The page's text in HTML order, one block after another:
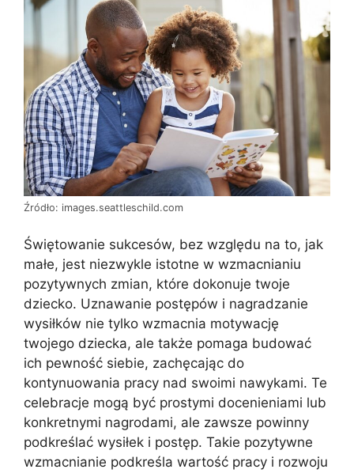
Źródło: images.seattleschild.com
Świętowanie sukcesów, bez względu na to, jak
małe, jest niezwykle istotne w wzmacnianiu
pozytywnych zmian, które dokonuje twoje
dziecko. Uznawanie postępów i nagradzanie
wysiłków nie tylko wzmacnia motywację
twojego dziecka, ale także pomaga budować
ich pewność siebie, zachęcając do
kontynuowania pracy nad swoimi nawykami. Te
celebracje mogą być prostymi docenieniami lub
konkretnymi nagrodami, ale zawsze powinny
podkreślać wysiłek i postęp. Takie pozytywne
wzmacnianie podkreśla wartość pracy i rozwoju